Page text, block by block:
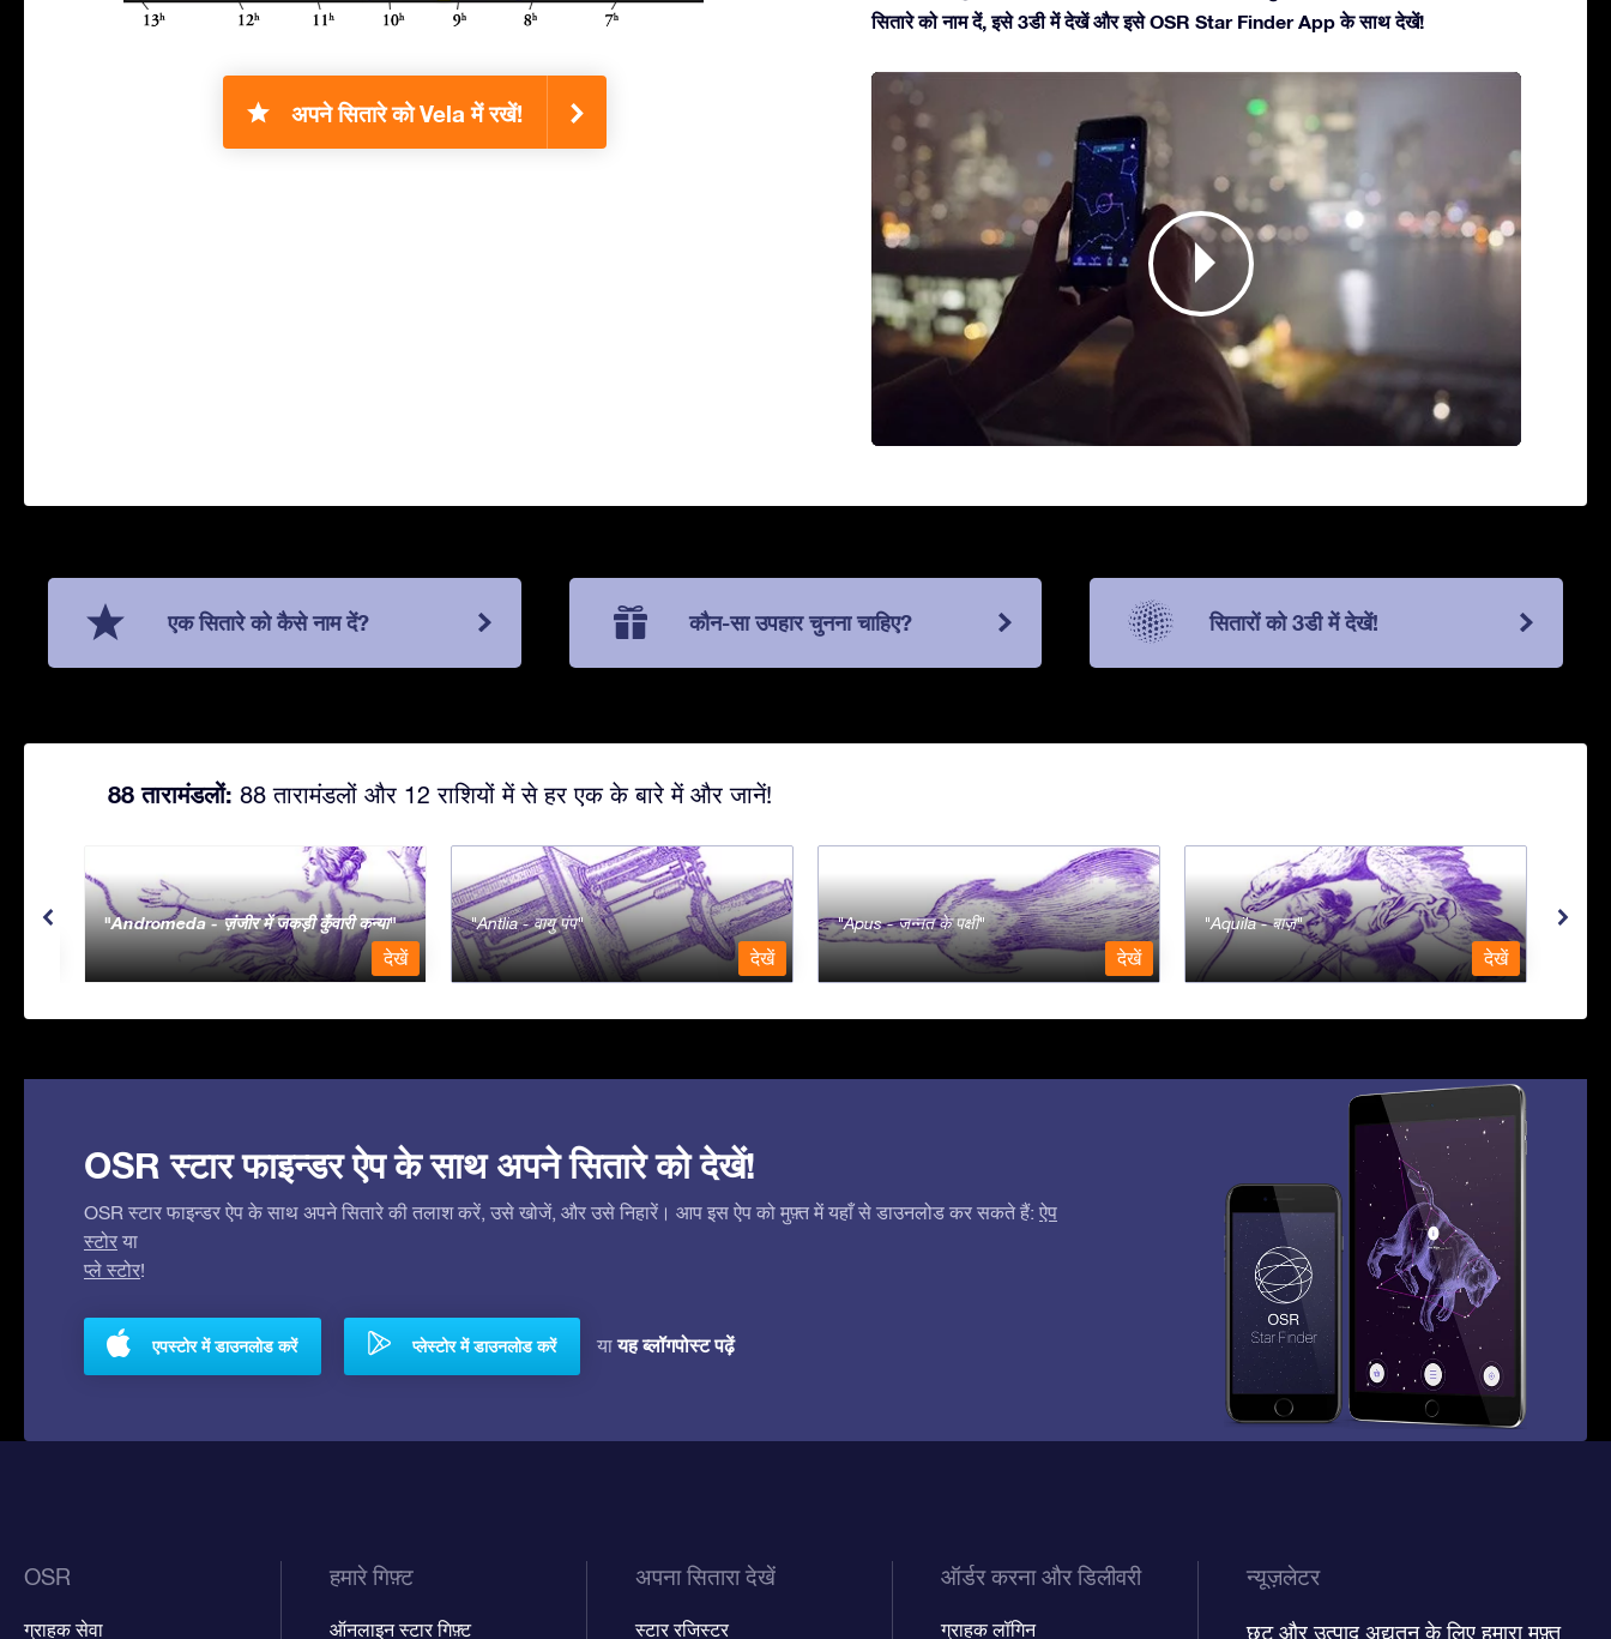
अपने सितारे को Vela में रखें!
सितारे को नाम दें, इसे 3डी में देखें और इसे OSR Star Finder App के साथ देखें!
एक सितारे को कैसे नाम दें? कौन-सा उपहार चुनना चाहिए? सितारों को 3डी में देखें!
88 तारामंडलों: 88 तारामंडलों और 12 राशियों में से हर एक के बारे में और जानें!
Andromeda - ज़ंजीर में जकड़ी कुँवारी कन्या
देखें
Antlia - वायु पंप
देखें
Apus - जन्नत के पक्षी
देखें
Aquila - बाज़
देखें
OSR स्टार फाइन्डर ऐप के साथ अपने सितारे को देखें!
OSR स्टार फाइन्डर ऐप के साथ अपने सितारे की तलाश करें, उसे खोजें, और उसे निहारें। आप इस ऐप को मुफ़्त में यहाँ से डाउनलोड कर सकते हैं: ऐप
स्टोर या
प्ले स्टोर!
एपस्टोर में डाउनलोड करें प्लेस्टोर में डाउनलोड करें यायह ब्लॉगपोस्ट पढ़ें
OSR
ग्राहक सेवा
हमारे गिफ़्ट
ऑनलाइन स्टार गिफ़्ट
अपना सितारा देखें
स्टार रजिस्टर
ऑर्डर करना और डिलीवरी
ग्राहक लॉगिन
न्यूज़लेटर
छूट और उत्पाद अद्यतन के लिए हमारा मुफ़्त